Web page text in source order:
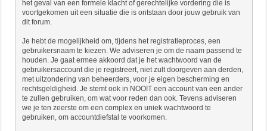
het geval van een formele klacht of gerechtelijke vordering die is
voortgekomen uit een situatie die is ontstaan door jouw gebruik van
dit forum.
Je hebt de mogelijkheid om, tijdens het registratieproces, een
gebruikersnaam te kiezen. We adviseren je om de naam passend te
houden. Je gaat ermee akkoord dat je het wachtwoord van de
gebruikersaccount die je registreert, niet zult doorgeven aan derden,
met uitzondering van beheerders, voor je eigen bescherming en
rechtsgeldigheid. Je stemt ook in NOOIT een account van een ander
te zullen gebruiken, om wat voor reden dan ook. Tevens adviseren
we je ten zeerste om een complex en uniek wachtwoord te
gebruiken, om accountdiefstal te voorkomen.